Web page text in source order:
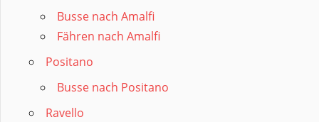
Busse nach Amalfi
Fähren nach Amalfi
Positano
Busse nach Positano
Ravello